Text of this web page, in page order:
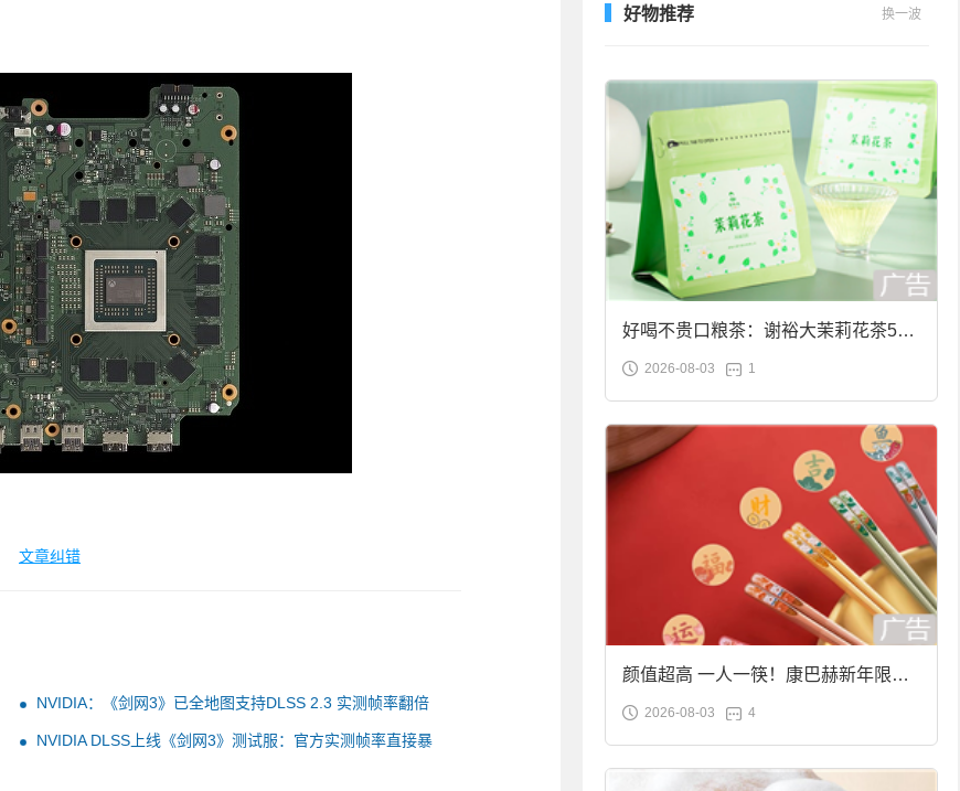
文章纠错
NVIDIA：《剑网3》已全地图支持DLSS 2.3 实测帧率翻倍
NVIDIA DLSS上线《剑网3》测试服：官方实测帧率直接暴
好物推荐 换一波
好喝不贵口粮茶：谢裕大茉莉花茶50g
袋装9.9元到手
2026-08-03 1
颜值超高 一人一筷！康巴赫新年限定
合金筷子大促：19.9元
2026-08-03 4